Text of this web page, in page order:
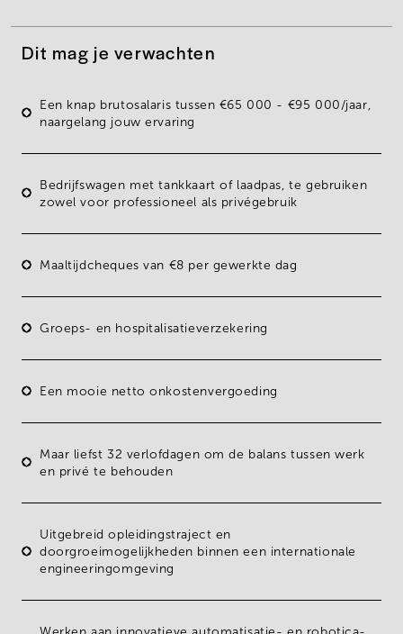
Dit mag je verwachten
Een knap brutosalaris tussen €65 000 - €95 000/jaar
naargelang jouw ervaring
Bedrijfswagen met tankkaart of laadpas, te gebruiken
zowel voor professioneel als privégebruik
Maaltijdchequesvan €8 per gewerkte dag
Groeps- en hospitalisatieverzekering
Een mooie netto onkostenvergoeding
Maar liefst 32 verlofdagen om de balans tussen werk
en privé te behouden
Uitgebreid opleidingstraject en
doorgroeimogelijkheden binnen een internationale
engineeringomgeving
Werken aan innovatieve automatisatie- en robotica-